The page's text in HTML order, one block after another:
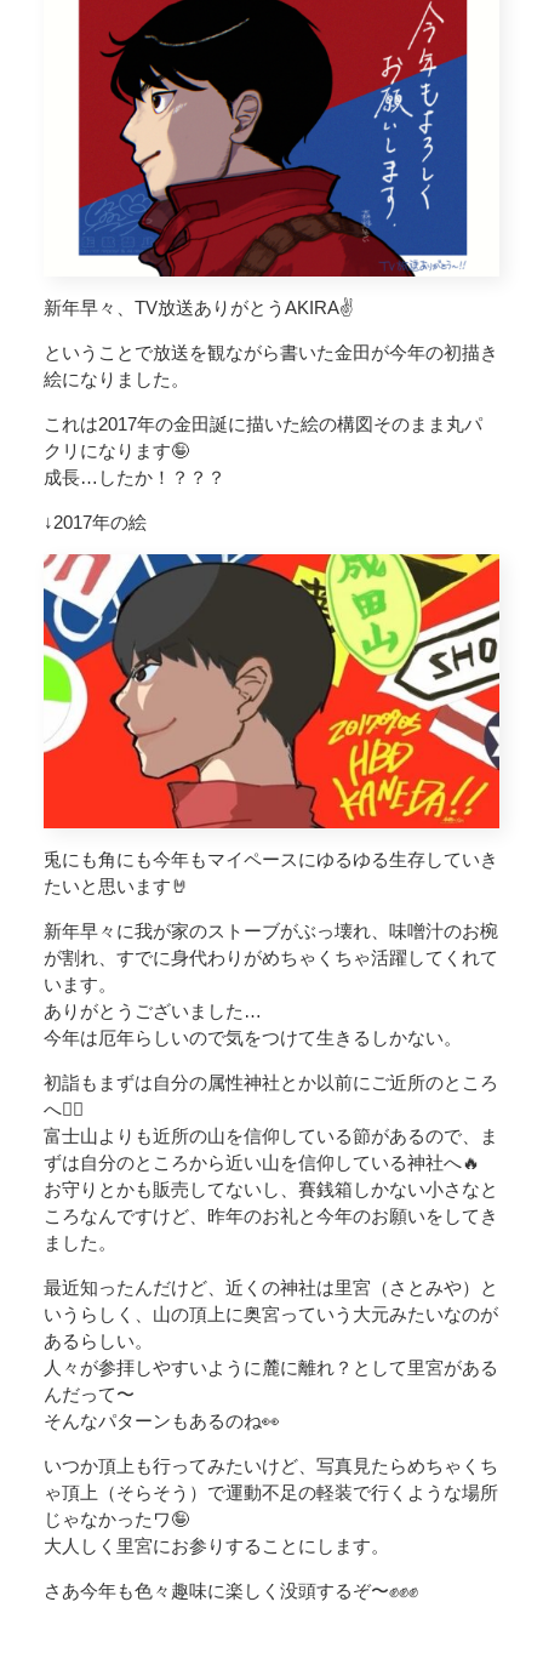
新年早々、TV放送ありがとうAKIRA✌️
ということで放送を観ながら書いた金田が今年の初描き
絵になりました。
これは2017年の金田誕に描いた絵の構図そのまま丸パ
クリになります🤪
成長…したか！？？？
↓2017年の絵
兎にも角にも今年もマイペースにゆるゆる生存していき
たいと思います🤘
新年早々に我が家のストーブがぶっ壊れ、味噌汁のお椀
が割れ、すでに身代わりがめちゃくちゃ活躍してくれて
います。
ありがとうございました…
今年は厄年らしいので気をつけて生きるしかない。
初詣もまずは自分の属性神社とか以前にご近所のところ
へ🚶‍♀️
富士山よりも近所の山を信仰している節があるので、ま
ずは自分のところから近い山を信仰している神社へ🔥
お守りとかも販売してないし、賽銭箱しかない小さなと
ころなんですけど、昨年のお礼と今年のお願いをしてき
ました。
最近知ったんだけど、近くの神社は里宮（さとみや）と
いうらしく、山の頂上に奥宮っていう大元みたいなのが
あるらしい。
人々が参拝しやすいように麓に離れ？として里宮がある
んだって〜
そんなパターンもあるのね👀
いつか頂上も行ってみたいけど、写真見たらめちゃくち
ゃ頂上（そらそう）で運動不足の軽装で行くような場所
じゃなかったワ🤪
大人しく里宮にお参りすることにします。
さあ今年も色々趣味に楽しく没頭するぞ〜✊✊✊